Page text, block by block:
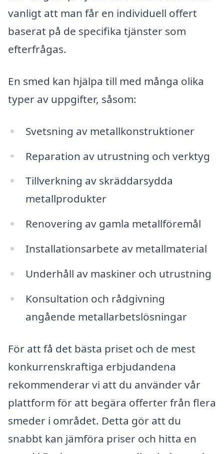
vanligt att man får en individuell offert
baserat på de specifika tjänster som
efterfrågas.
En smed kan hjälpa till med många olika
typer av uppgifter, såsom:
Svetsning av metallkonstruktioner
Reparation av utrustning och verktyg
Tillverkning av skräddarsydda
metallprodukter
Renovering av gamla metallföremål
Installationsarbete av metallmaterial
Underhåll av maskiner och utrustning
Konsultation och rådgivning
angående metallarbetslösningar
För att få det bästa priset och de mest
konkurrenskraftiga erbjudandena
rekommenderar vi att du använder vår
plattform för att begära offerter från flera
smeder i området. Detta gör att du
snabbt kan jämföra priser och hitta en